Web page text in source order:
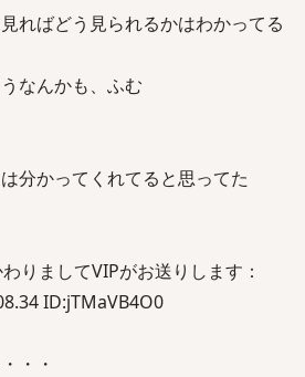
ればどう見られるかはわかってる
なんかも、ふむ
分かってくれてると思ってた
りましてVIPがお送りします：
ID:jTMaVB4O0
・・